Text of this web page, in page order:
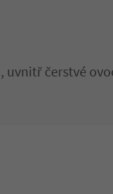
čerstvé